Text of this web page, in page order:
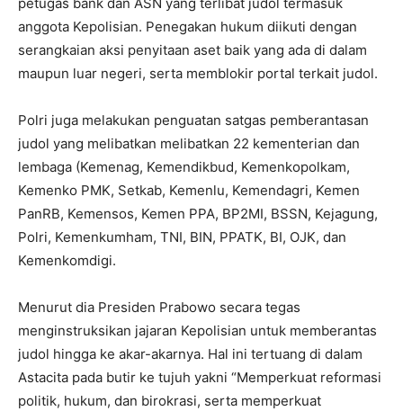
anggota Kepolisian. Penegakan hukum diikuti dengan
serangkaian aksi penyitaan aset baik yang ada di dalam
maupun luar negeri, serta memblokir portal terkait judol.
Polri juga melakukan penguatan satgas pemberantasan
judol yang melibatkan melibatkan 22 kementerian dan
lembaga (Kemenag, Kemendikbud, Kemenkopolkam,
Kemenko PMK, Setkab, Kemenlu, Kemendagri, Kemen
PanRB, Kemensos, Kemen PPA, BP2MI, BSSN, Kejagung,
Polri, Kemenkumham, TNI, BIN, PPATK, BI, OJK, dan
Kemenkomdigi.
Menurut dia Presiden Prabowo secara tegas
menginstruksikan jajaran Kepolisian untuk memberantas
judol hingga ke akar-akarnya. Hal ini tertuang di dalam
Astacita pada butir ke tujuh yakni “Memperkuat reformasi
politik, hukum, dan birokrasi, serta memperkuat